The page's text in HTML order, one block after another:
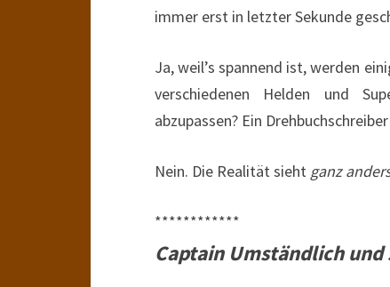
immer erst in letzter Sekunde
Ja, weil’s spannend ist, werden
verschiedenen Helden und
abzupassen? Ein
Nein. Die Realität sieht ganz
************
Captain Umständlich